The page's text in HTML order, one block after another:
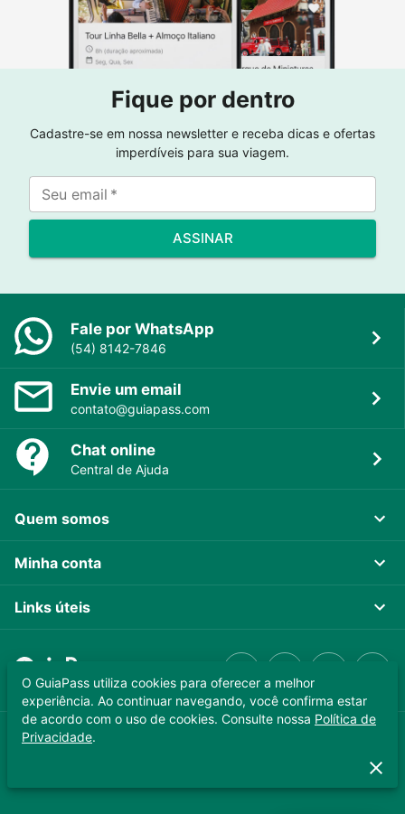
Fique por dentro
Cadastre-se em nossa newsletter e receba dicas e ofertas
imperdíveis para sua viagem.
Seu email *
ASSINAR
Fale por WhatsApp
(54) 8142-7846
Envie um email
contato@guiapass.com
Chat online
Central de Ajuda
Quem somos
Minha conta
Links úteis
GUIAPASS TECNOLOGIA LTDA. CNPJ 37.989.806/0001-64
O GuiaPass utiliza cookies para oferecer a melhor
experiência. Ao continuar navegando, você confirma estar
de acordo com o uso de cookies. Consulte nossa Política de
Privacidade.